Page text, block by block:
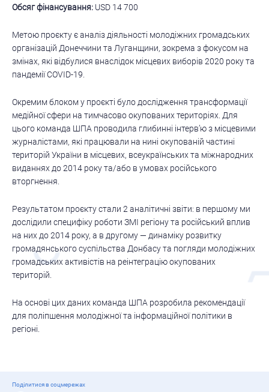
Обсяг фінансування: USD 14 700
Метою проєкту є аналіз діяльності молодіжних громадських
організацій Донеччини та Луганщини, зокрема з фокусом на
змінах, які відбулися внаслідок місцевих виборів 2020 року та
пандемії COVID-19.
Окремим блоком у проєкті було дослідження трансформації
медійної сфери на тимчасово окупованих територіях. Для
цього команда ШПА проводила глибинні інтерв’ю з місцевими
журналістами, які працювали на нині окупованій частині
територій України в місцевих, всеукраїнських та міжнародних
виданнях до 2014 року та/або в умовах російського
вторгнення.
Результатом проєкту стали 2 аналітичні звіти: в першому ми
дослідили специфіку роботи ЗМІ регіону та російський вплив
на них до 2014 року, а в другому — динаміку розвитку
громадянського суспільства Донбасу та погляди молодіжних
громадських активістів на реінтеграцію окупованих
територій.
На основі цих даних команда ШПА розробила рекомендації
для поліпшення молодіжної та інформаційної політики в
регіоні.
Поділитися в соцмережах